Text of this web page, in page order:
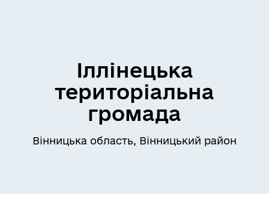
Іллінецька
територіальна
громада
Вінницька область, Вінницький район